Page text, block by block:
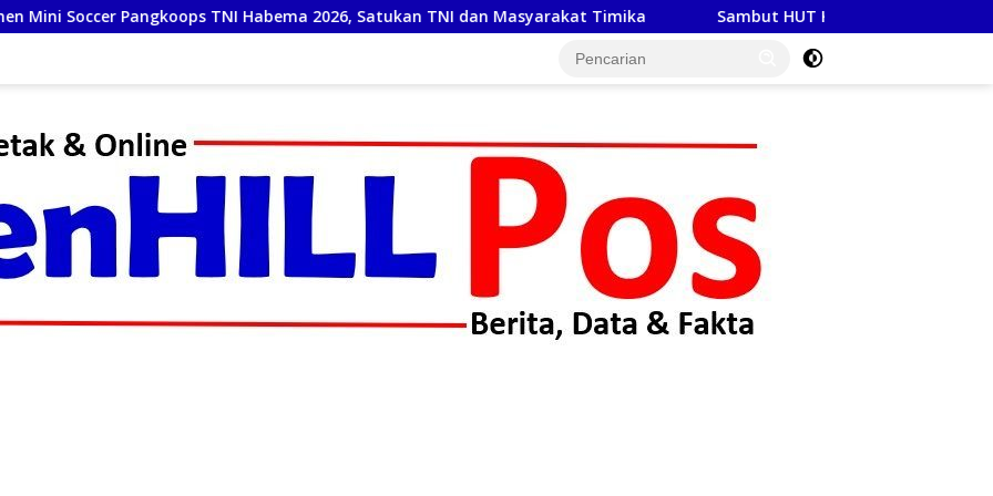
Habema 2026, Satukan TNI dan Masyarakat Timika Sambut HUT Kemerdekaan RI Ke-81, Satlantas Polres Toba